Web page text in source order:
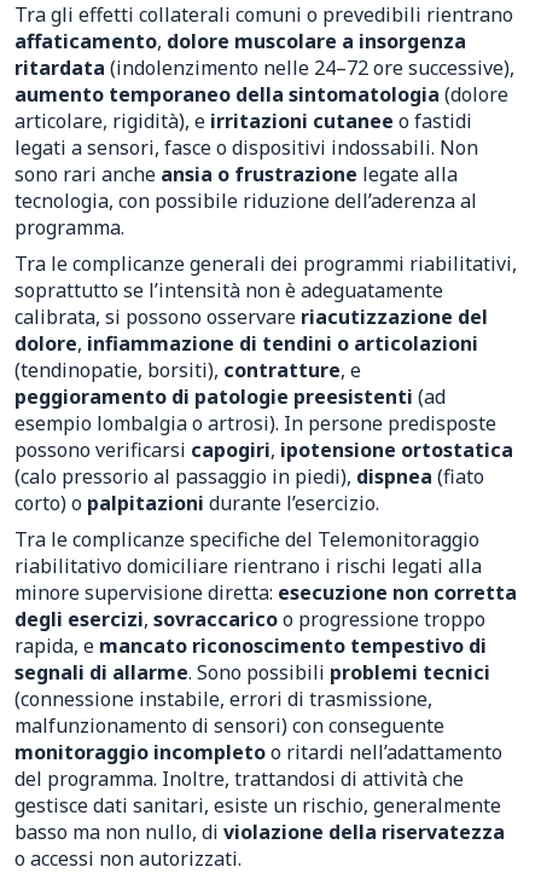
Tra gli effetti collaterali comuni o prevedibili rientrano
affaticamento, dolore muscolare a insorgenza
ritardata (indolenzimento nelle 24–72 ore successive),
aumento temporaneo della sintomatologia (dolore
articolare, rigidità), e irritazioni cutanee o fastidi
legati a sensori, fasce o dispositivi indossabili. Non
sono rari anche ansia o frustrazione legate alla
tecnologia, con possibile riduzione dell’aderenza al
programma.
Tra le complicanze generali dei programmi riabilitativi,
soprattutto se l’intensità non è adeguatamente
calibrata, si possono osservare riacutizzazione del
dolore, infiammazione di tendini o articolazioni
(tendinopatie, borsiti), contratture, e
peggioramento di patologie preesistenti (ad
esempio lombalgia o artrosi). In persone predisposte
possono verificarsi capogiri, ipotensione ortostatica
(calo pressorio al passaggio in piedi), dispnea (fiato
corto) o palpitazioni durante l’esercizio.
Tra le complicanze specifiche del Telemonitoraggio
riabilitativo domiciliare rientrano i rischi legati alla
minore supervisione diretta: esecuzione non corretta
degli esercizi, sovraccaricoo progressione troppo
rapida, e mancato riconoscimento tempestivo di
segnali di allarme. Sono possibili problemi tecnici
(connessione instabile, errori di trasmissione,
malfunzionamento di sensori) con conseguente
monitoraggio incompletoo ritardi nell’adattamento
del programma. Inoltre, trattandosi di attività che
gestisce dati sanitari, esiste un rischio, generalmente
basso ma non nullo, di violazione della riservatezza
o accessi non autorizzati.